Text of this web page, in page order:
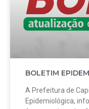
BOLETIM
A Prefeitura de
Epidemiológica,